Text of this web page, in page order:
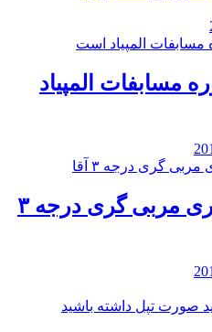
مسابفات المپیاد
کلاس تئوری مربی گری درجه ۳